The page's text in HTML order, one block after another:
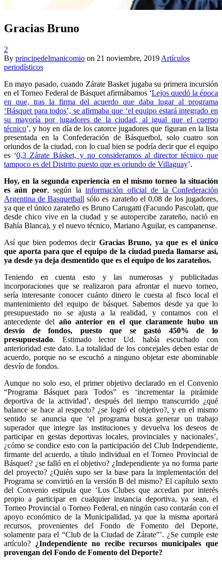
Gracias Bruno
2
By principedelmanicomio on 21 noviembre, 2019 Artículos
periodísticos
En mayo pasado, cuando Zárate Basket jugaba su primera incursión
en el Torneo Federal de Básquet afirmábamos ‘Lejos quedó la época
en que, tras la firma del acuerdo que daba lugar al programa
‘Básquet para todos’, se afirmaba que ‘el equipo estará integrado en
su mayoría por jugadores de la ciudad, al igual que el cuerpo
técnico’, y hoy en día de los catorce jugadores que figuran en la lista
presentada en la Confederación de Básquetbol, solo cuatro son
oriundos de la ciudad, con lo cual bien se podría decir que el equipo
es ‘0,3 Zárate Básket, y no consideramos al director técnico que
tampoco es del Distrito puesto que es oriundo de Villaguay’.
Hoy, en la segunda experiencia en el mismo torneo la situación
es aún peor, según lainformación oficial de la Confederación
Argentina de Basquetball sólo es zarateño el 0,08 de los jugadores,
ya que el único zarateño es Bruno Carugatti (Facundo Pascolatt, que
desde chico vive en la ciudad y se autopercibe zarateño, nació en
Bahía Blanca), y el nuevo técnico, Mariano Aguilar, es campanense.
Así que bien podemos decir Gracias Bruno, ya que es el único
que aporta para que el equipo de la ciudad pueda llamarse así,
ya desde ya deja desmentido que es el equipo de los zarateños.
Teniendo en cuenta esto y las numerosas y publicitadas
incorporaciones que se realizaron para afrontar el nuevo torneo,
sería interesante conocer cuánto dinero le cuesta al fisco local el
mantenimiento del equipo de básquet. Sabemos desde ya que lo
presupuestado no se ajusta a la realidad, y contamos con el
antecedente del año anterior en el que claramente hubo un
desvío de fondos, puesto que se gastó 450% de lo
presupuestado. Estimado lector Ud. había escuchado con
anterioridad este dato. La totalidad de los concejales deben estar de
acuerdo, porque no se escuchó a ninguno objetar este abominable
desvío de fondos.
Aunque no solo eso, el primer objetivo declarado en el Convenio
“Programa Básquet para Todos” es ‘incrementar la pirámide
deportiva de la actividad’, después del tiempo transcurrido ¿qué
balance se hace al respecto? ¿se logró el objetivo?, y en el mismo
sentido se anuncia que ‘el programa busca generar un trabajo
superador que integre las instituciones y devuelva los deseos de
participar en gestas deportivas locales, provinciales y nacionales’,
¿cómo se condice esto con la participación del Club Independiente,
firmante del acuerdo, a título individual en el Torneo Provincial de
Básquet? ¿se falló en el objetivo? ¿Independiente ya no forma parte
del proyecto? ¿Quién supo ser la base para la implementación del
Programa se convirtió en la versión B del mismo? El capítulo sexto
del Convenio estipula que ‘Los Clubes que accedan por interés
propio a participar en cualquier instancia deportiva, ya sean, el
Torneo Provincial o Torneo Federal, en ningún caso contarán con el
apoyo económico de la Municipalidad, ya que la misma aportará
recursos, provenientes del Fondo de Fomento del Deporte,
solamente para el “Club de la Ciudad de Zárate”’. ¿Se cumple este
artículo? ¿Independiente no recibe recursos municipales que
provengan del Fondo de Fomento del Deporte?